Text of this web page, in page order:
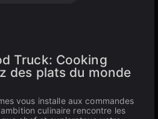
Truck: Cooking
des plats du monde
vous installe aux commandes
culinaire rencontre les